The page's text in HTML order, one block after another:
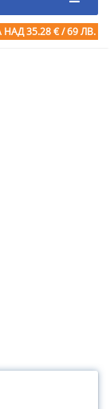
НАД 35.28 € / 69 ЛВ.